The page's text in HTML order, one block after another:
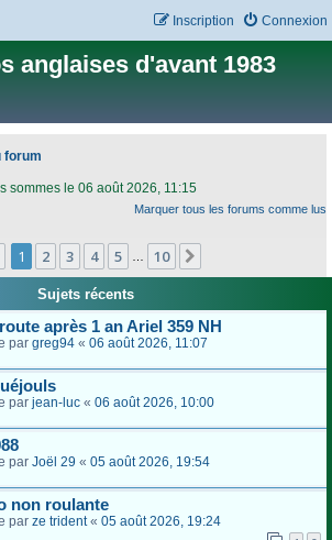
Connexion
Inscription
anglaises d'avant 1983
forum
sommes le 06 août 2026, 11:15
Marquer tous les forums comme lus
Page 1sur
1 2 3 4 5 10
Sujets récents
après 1 an Ariel 359 NH
par greg94 « 06 août 2026, 11:07
par jean-luc « 06 août 2026, 10:00
par Joël 29 « 05 août 2026, 19:54
non roulante
par ze trident« 05 août 2026, 19:24